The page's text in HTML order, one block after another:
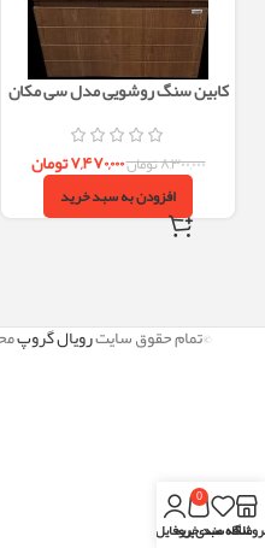
کابین سنگ روشویی مدل سی مکان
۸,۳۰۰,۰۰۰تومان۷,۴۷۰,۰۰۰تومان
افزودن به سبد خرید
©تمام حقوق سایترویال گروپ
علاقه مندی
0
سبد خریدپروفایل